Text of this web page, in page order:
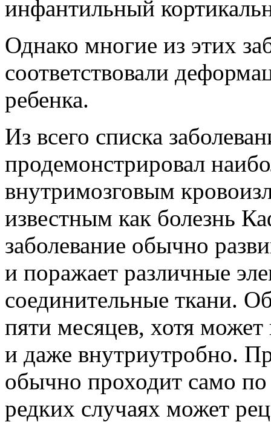
инфантильный
Однако многие из этих
соответствовали
ребенка.
Из всего списка
продемонстрировал
внутримозговым
известным как болезнь
заболевание обычно
и поражает различные
соединительные ткани.
пяти месяцев, хотя
и даже внутриутробно.
обычно проходит само по
редких случаях может